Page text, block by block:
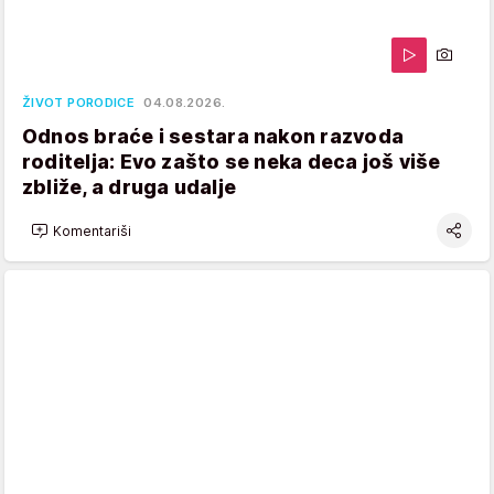
ŽIVOT PORODICE 04.08.2026.
Odnos braće i sestara nakon razvoda
roditelja: Evo zašto se neka deca još više
zbliže, a druga udalje
Komentariši